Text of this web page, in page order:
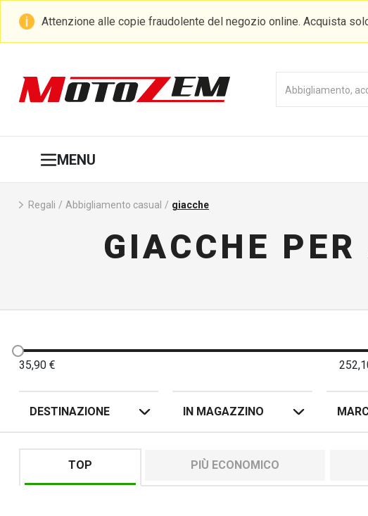
Attenzione alle copie fraudolente del negozio online. Acquista
MENU
Regali / Abbigliamento casual / giacche
GIACCHE
35,90 €
DESTINAZIONE IN MAGAZZINO
TOP PIÙ ECONOMICO